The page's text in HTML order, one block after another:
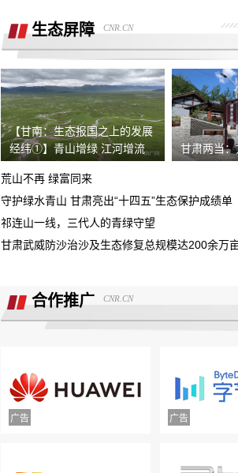
者，本人要求退还定金。
在4S店交了订金现在让退定金不退
据我了解，我锁单车辆根本没有生产，
需4s店跟厂家沟通即可取消订单。
现在诉求退款
重庆鑫茂丰硕汽车销售有限公司收取定
5000元不予退还
位，客户权益保障无门！
诉求:不能进行贷款审批流程，并退还订
面谈的时候说的只要有比他低的就退意
金，然后一直不给退
携程旅游APP非因消费者原因主票已退
生态屏障 CNR.CN
【甘南：生态报国之上的发展
经纬①】青山增绿 江河增流
甘肃两当
荒山不再 绿富同来
守护绿水青山 甘肃亮出“十四五”生态保护成绩单
祁连山一线，三代人的青绿守望
甘肃武威防沙治沙及生态修复总规模达200余万
合作推广 CNR.CN